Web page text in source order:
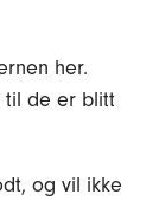
her.
til de er blitt
og vil ikke